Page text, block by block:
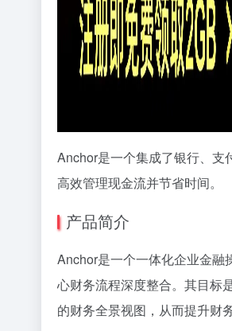
Anchor是一个集成了银行、支
高效管理现金流并节省时间。
产品简介
Anchor是一个一体化企业金融
心财务流程深度整合。其目标
的财务全景视图，从而提升财